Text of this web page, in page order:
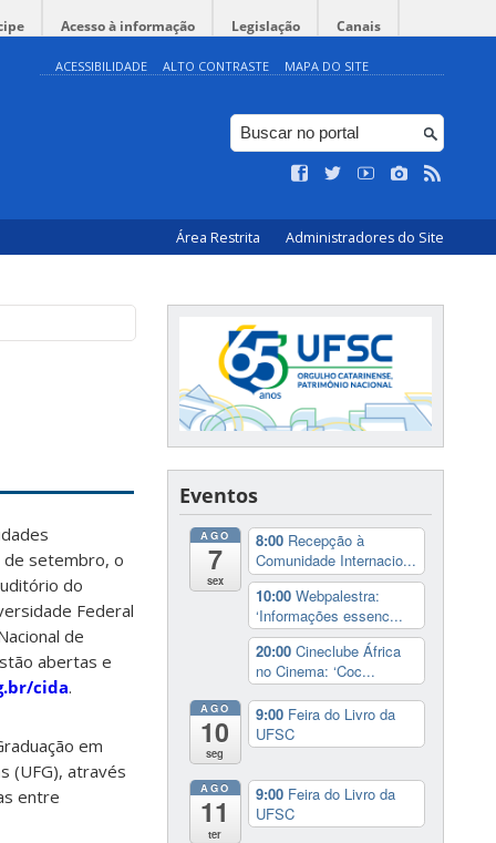
Acesso à informação Legislação Canais
ACESSIBILIDADE ALTO CONTRASTE MAPA DO SITE
Área Restrita Administradores do Site
de setembro, o
do
Federal
de
abertas e
cida.
em
(UFG), através
entre
Eventos
AGO
7
sex
8:00 Recepção à
Comunidade Internacio...
10:00 Webpalestra:
‘Informações essenc...
20:00 Cineclube África
no Cinema: ‘Coc...
AGO
10
seg
9:00 Feira do Livro da
UFSC
AGO
11
ter
9:00 Feira do Livro da
UFSC